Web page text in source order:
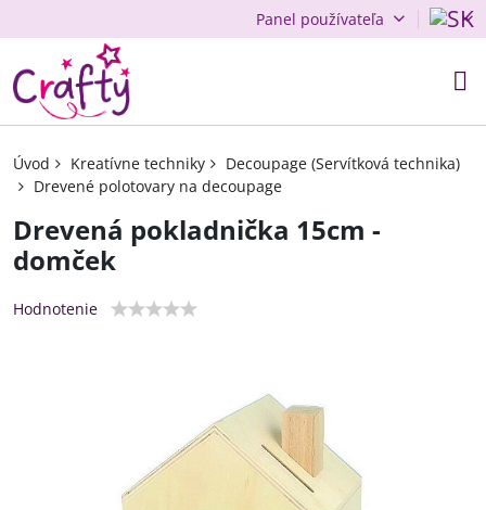
Panel používateľa
Úvod Kreatívne techniky
Decoupage (Servítková technika)
Drevené polotovary na decoupage
Drevená pokladnička 15cm -
domček
Hodnotenie